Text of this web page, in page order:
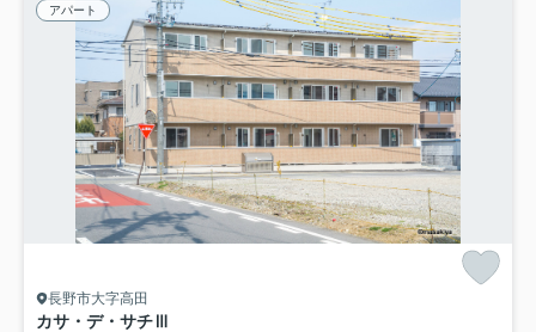
アパート
長野市大字高田
カサ・デ・サチⅢ